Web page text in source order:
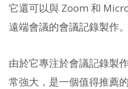
它還可以與 Zoom 和
遠端會議的會議記錄製作。
由於它專注於會議記錄製
常強大，是一個值得推薦的